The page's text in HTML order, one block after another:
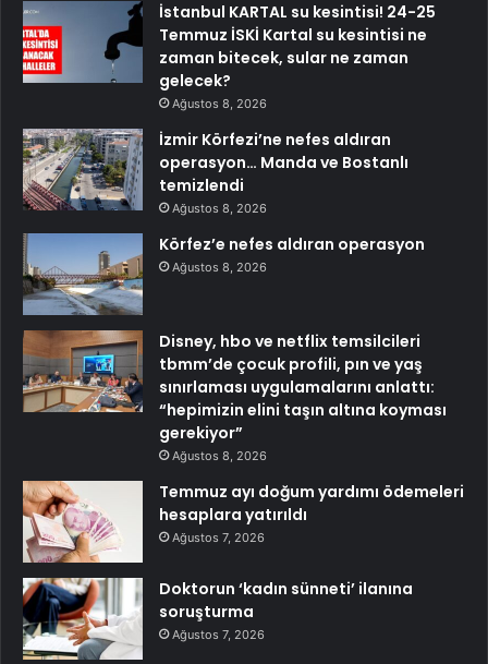
İstanbul KARTAL su kesintisi! 24-25
Temmuz İSKİ Kartal su kesintisi ne
zaman bitecek, sular ne zaman
gelecek?
Ağustos 8, 2026
İzmir Körfezi’ne nefes aldıran
operasyon… Manda ve Bostanlı
temizlendi
Ağustos 8, 2026
Körfez’e nefes aldıran operasyon
Ağustos 8, 2026
Disney, hbo ve netflix temsilcileri
tbmm’de çocuk profili, pın ve yaş
sınırlaması uygulamalarını anlattı:
“hepimizin elini taşın altına koyması
gerekiyor”
Ağustos 8, 2026
Temmuz ayı doğum yardımı ödemeleri
hesaplara yatırıldı
Ağustos 7, 2026
Doktorun ‘kadın sünneti’ ilanına
soruşturma
Ağustos 7, 2026